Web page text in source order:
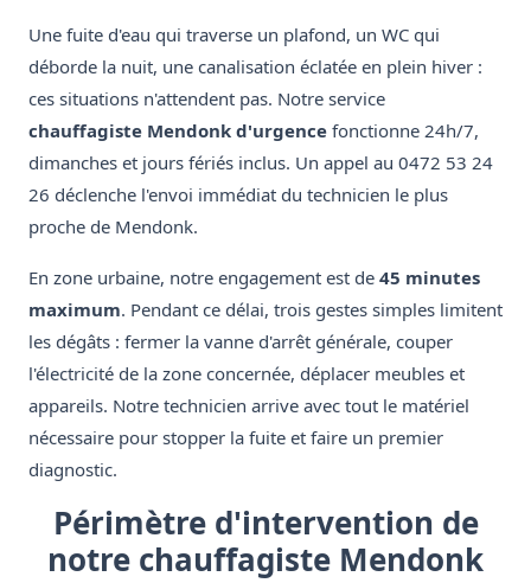
Une fuite d'eau qui traverse un plafond, un WC qui
déborde la nuit, une canalisation éclatée en plein hiver :
ces situations n'attendent pas. Notre service
chauffagiste Mendonk d'urgence fonctionne 24h/7,
dimanches et jours fériés inclus. Un appel au 0472 53 24
26 déclenche l'envoi immédiat du technicien le plus
proche de Mendonk.
En zone urbaine, notre engagement est de 45 minutes
maximum. Pendant ce délai, trois gestes simples limitent
les dégâts : fermer la vanne d'arrêt générale, couper
l'électricité de la zone concernée, déplacer meubles et
appareils. Notre technicien arrive avec tout le matériel
nécessaire pour stopper la fuite et faire un premier
diagnostic.
Périmètre d'intervention de
notre chauffagiste Mendonk